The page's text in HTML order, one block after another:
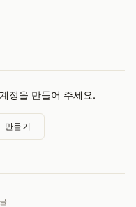
정을 만들어 주세요.
만들기